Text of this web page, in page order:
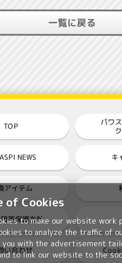
一覧に戻る
TOP パワ
NEWS キ
アイテム
等保護方針
い合わせ
of Cookies
to make our website work
to analyze the traffic of
with the advertisement
to link our website to the